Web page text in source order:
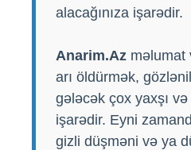
alacağınıza işarədir.
Anarim.Az məlumat
arı öldürmək,
gələcək çox yaxşı
işarədir. Eyni
gizli düşməni və ya